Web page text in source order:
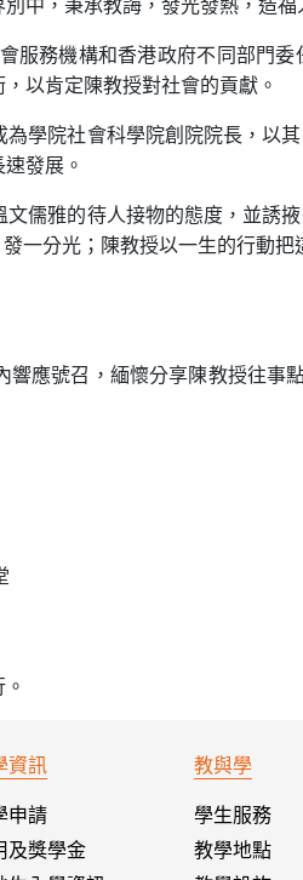
服務機構和香港政府不同部門
以肯定陳教授對社會的貢獻。
學院社會科學院創院院長，以
發展。
儒雅的待人接物的態度，並誘
一分光；陳教授以一生的行動把
應號召，緬懷分享陳教授往
資訊
申請
及獎學金
教與學
學生服務
教學地點